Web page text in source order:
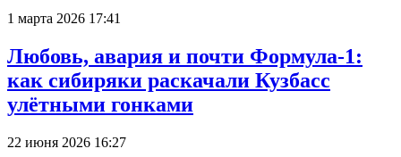
1 марта 2026 17:41
Любовь, авария и почти Формула-1:
как сибиряки раскачали Кузбасс
улётными гонками
22 июня 2026 16:27